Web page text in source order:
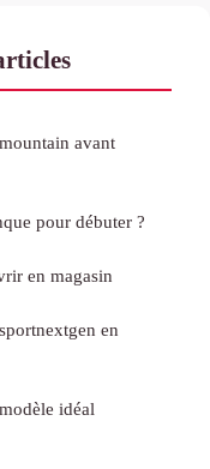
avant
pour débuter ?
en magasin
en
idéal